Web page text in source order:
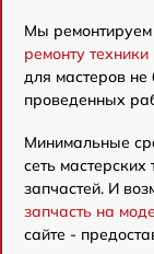
Мы
ремонту техники
для мастеров
проведенных
Минимальные
сеть
запчастей. И
запчасть на
сайте -